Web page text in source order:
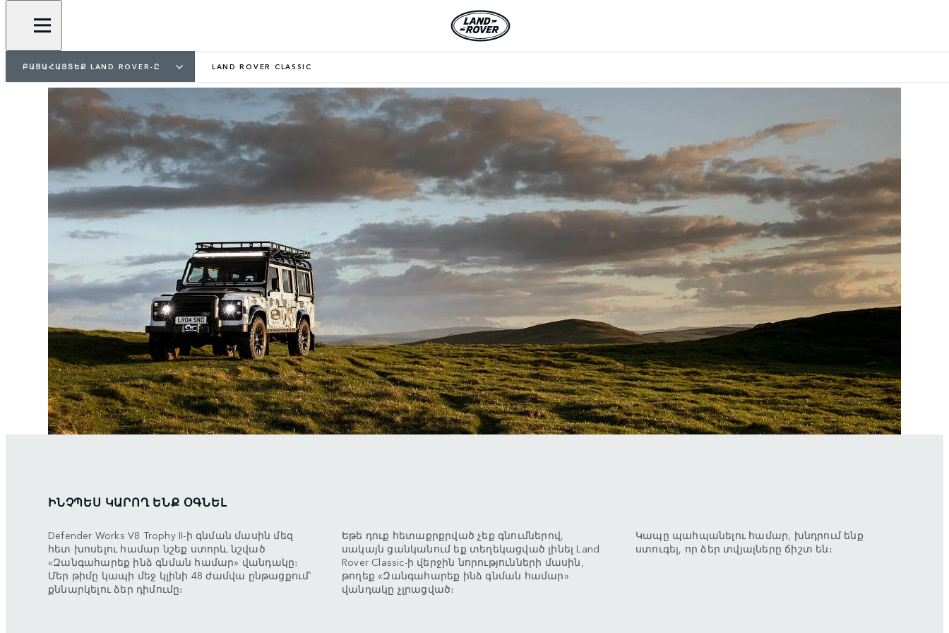
ԲԱՑԱՀԱՅՏԵՔ LAND ROVER-Ը LAND ROVER CLASSIC
ԻՆՉՊԵՍ ԿԱՐՈՂ ԵՆՔ ՕԳՆԵԼ
Defender Works V8 Trophy II-ի գնման մասին մեզ
հետ խոսելու համար նշեք ստորև նշված
«Զանգահարեք ինձ գնման համար» վանդակը։
Մեր թիմը կապի մեջ կլինի 48 ժամվա ընթացքում՝
քննարկելու ձեր դիմումը։
Եթե դուք հետաքրքրված չեք գնումներով,
սակայն ցանկանում եք տեղեկացված լինել Land
Rover Classic-ի վերջին նորությունների մասին,
թողեք «Զանգահարեք ինձ գնման համար»
վանդակը չլրացված։
Կապը պահպանելու համար, խնդրում ենք
ստուգել, որ ձեր տվյալները ճիշտ են։